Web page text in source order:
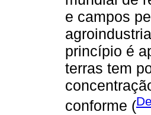
e campos
princípio é
terras tem
conforme (